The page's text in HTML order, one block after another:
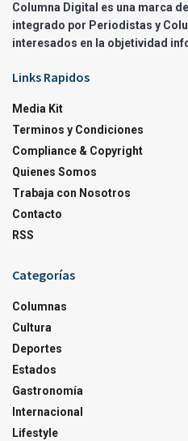
Columna Digital es una marca
integrado por Periodistas y
interesados en la objetividad
Links Rapidos
Media Kit
Terminos y Condiciones
Compliance & Copyright
Quienes Somos
Trabaja con Nosotros
Contacto
RSS
Categorías
Columnas
Cultura
Deportes
Estados
Gastronomía
Internacional
Lifestyle